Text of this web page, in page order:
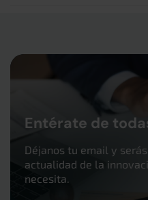
Entérate de
Déjanos tu email y
actualidad de la
necesita.